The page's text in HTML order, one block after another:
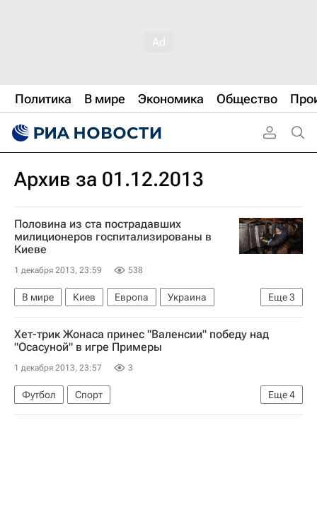
Политика В мире Экономика Общество
Архив за 01.12.2013
Половина из ста пострадавших
милиционеров госпитализированы в
Киеве
1 декабря 2013, 23:59 538
Еще3
В мире Киев Европа
Украина
Весь мир
МВД Украины
"Евромайдан" в Киеве
Хет-трик Жонаса принес "Валенсии" победу над
"Осасуной" в игре Примеры
1 декабря 2013, 23:57 3
Еще4
Футбол
Спорт
Чемпионат Испании по футболу
Осасуна